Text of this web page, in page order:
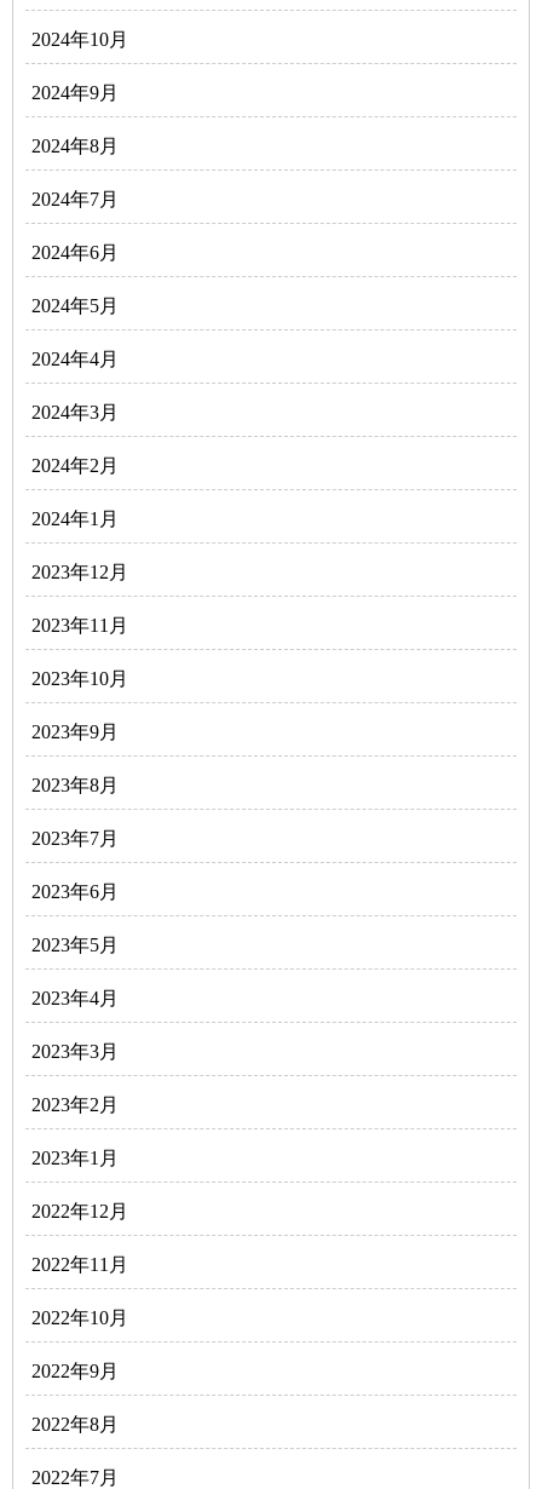
2024年10月
2024年9月
2024年8月
2024年7月
2024年6月
2024年5月
2024年4月
2024年3月
2024年2月
2024年1月
2023年12月
2023年11月
2023年10月
2023年9月
2023年8月
2023年7月
2023年6月
2023年5月
2023年4月
2023年3月
2023年2月
2023年1月
2022年12月
2022年11月
2022年10月
2022年9月
2022年8月
2022年7月